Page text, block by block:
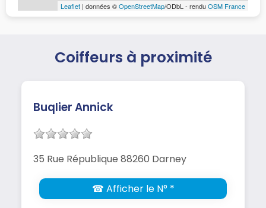
Leaflet | données ©OpenStreetMap/ODbL - renduOSM France
Coiffeurs à proximité
Buqlier Annick
35 Rue République 88260 Darney
☎ Afficher le N° *